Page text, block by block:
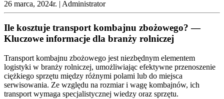
26 marca, 2024r. | Administrator
Ile kosztuje transport kombajnu zbożowego? —
Kluczowe informacje dla branży rolniczej
Transport kombajnu zbożowego jest niezbędnym elementem
logistyki w branży rolniczej, umożliwiając efektywne przenoszenie
ciężkiego sprzętu między różnymi polami lub do miejsca
serwisowania. Ze względu na rozmiar i wagę kombajnów, ich
transport wymaga specjalistycznej wiedzy oraz sprzętu.